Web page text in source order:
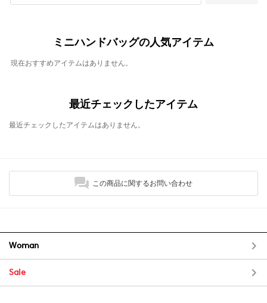
ミニハンドバッグの人気アイテム
現在おすすめアイテムはありません。
最近チェックしたアイテム
最近チェックしたアイテムはありません。
この商品に関するお問い合わせ
Woman
Sale